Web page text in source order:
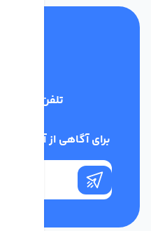
تلفن پشتیبانی
برای آگاهی از آخرین